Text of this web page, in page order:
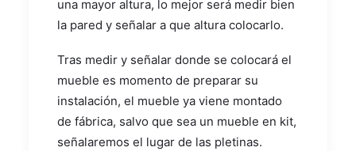
una mayor altura, lo mejor será medir bien
la pared y señalar a que altura colocarlo.
Tras medir y señalar donde se colocará el
mueble es momento de preparar su
instalación, el mueble ya viene montado
de fábrica, salvo que sea un mueble en kit,
señalaremos el lugar de las pletinas.